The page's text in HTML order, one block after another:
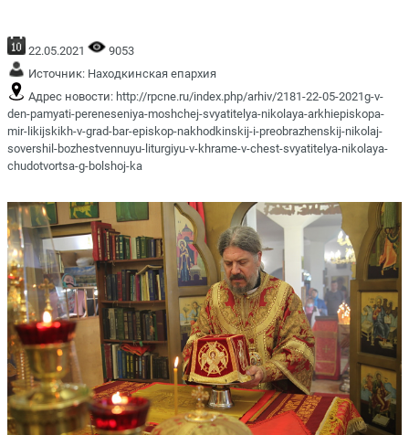
22.05.2021
9053
Источник: Находкинская епархия
Адрес новости: http://rpcne.ru/index.php/arhiv/2181-22-05-2021g-v-
den-pamyati-pereneseniya-moshchej-svyatitelya-nikolaya-arkhiepiskopa-
mir-likijskikh-v-grad-bar-episkop-nakhodkinskij-i-preobrazhenskij-nikolaj-
sovershil-bozhestvennuyu-liturgiyu-v-khrame-v-chest-svyatitelya-nikolaya-
chudotvortsa-g-bolshoj-ka